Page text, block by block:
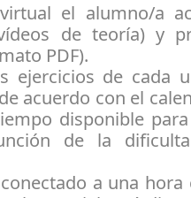
el alumno/a
de teoría) y
PDF).
ejercicios de cada
acuerdo con el
disponible
de la
a una hora